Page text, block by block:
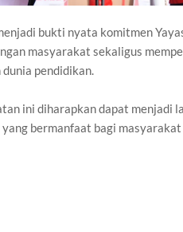
bukti nyata komitmen
masyarakat sekaligus
pendidikan.
ini diharapkan dapat menjadi
bermanfaat bagi masyarakat